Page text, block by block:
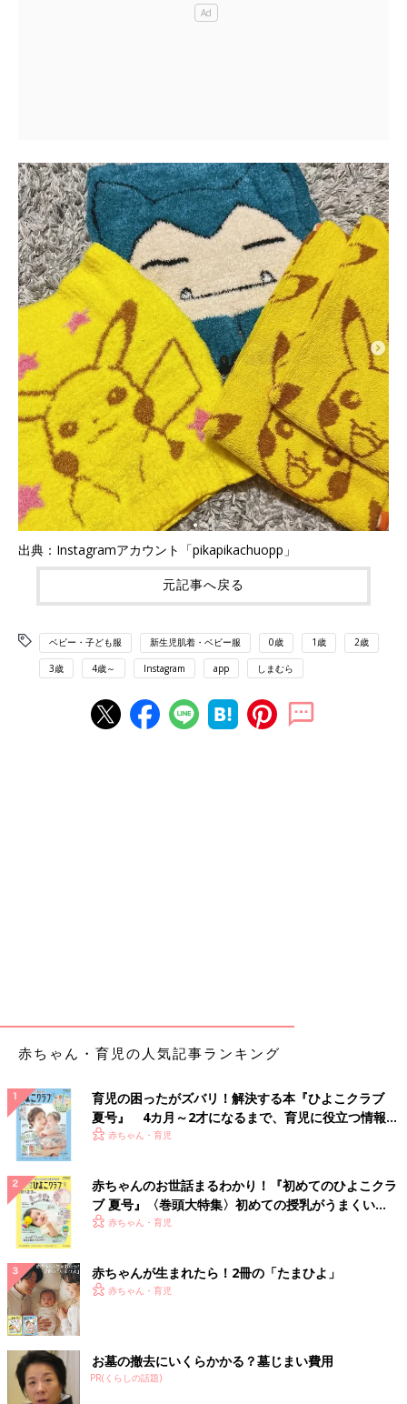
出典：Instagramアカウント「pikapikachuopp」
元記事へ戻る
ベビー・子ども服 新生児肌着・ベビー服 0歳 1歳 2歳
3歳 4歳～ Instagram app しまむら
赤ちゃん・育児の人気記事ランキング
育児の困ったがズバリ！解決する本『ひよこクラブ
夏号』 4カ月～2才になるまで、育児に役立つ情報が
いっぱい！
赤ちゃん・育児
赤ちゃんのお世話まるわかり！『初めてのひよこクラ
ブ 夏号』〈巻頭大特集〉初めての授乳がうまくい
く！ おっぱい・ミルクの基本と夏のトラブル 解決テ
赤ちゃん・育児
赤ちゃんが生まれたら！2冊の「たまひよ」
赤ちゃん・育児
お墓の撤去にいくらかかる？墓じまい費用
PR(くらしの話題)